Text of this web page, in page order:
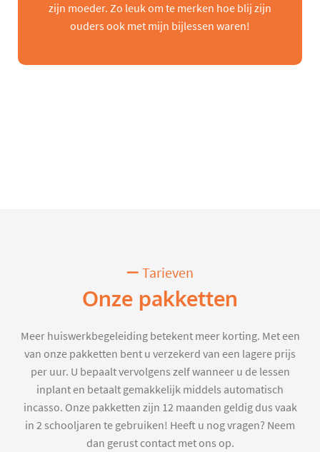
zijn moeder. Zo leuk om te merken hoe blij zijn
ouders ook met mijn bijlessen waren!
Tarieven
Onze pakketten
Meer huiswerkbegeleiding betekent meer korting. Met een
van onze pakketten bent u verzekerd van een lagere prijs
per uur. U bepaalt vervolgens zelf wanneer u de lessen
inplant en betaalt gemakkelijk middels automatisch
incasso. Onze pakketten zijn 12 maanden geldig dus vaak
in 2 schooljaren te gebruiken! Heeft u nog vragen? Neem
dan gerust contact met ons op.